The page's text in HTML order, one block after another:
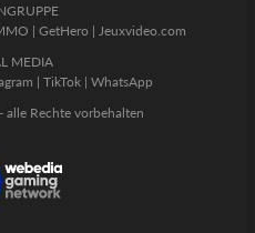
| GetHero | Jeuxvideo.com
MEDIA
| TikTok | WhatsApp
Rechte vorbehalten